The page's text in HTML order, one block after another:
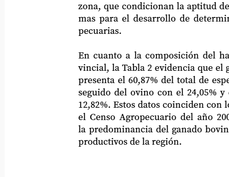
zona, que condicionan la aptitud de los
mas para el desarrollo de
pecuarias.
En cuanto a la composición del hato
vincial, la Tabla 2 evidencia que el
presenta el 60,87% del total de especies
seguido del ovino con el 24,05% y el
12,82%. Estos datos coinciden con los
el Censo Agropecuario del año 2000,
la predominancia del ganado bovino en
productivos de la región.